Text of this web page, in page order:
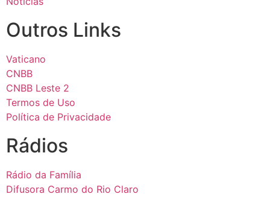
Outros Links
Vaticano
CNBB
CNBB Leste 2
Termos de Uso
Política de Privacidade
Rádios
Rádio da Família
Difusora Carmo do Rio Claro